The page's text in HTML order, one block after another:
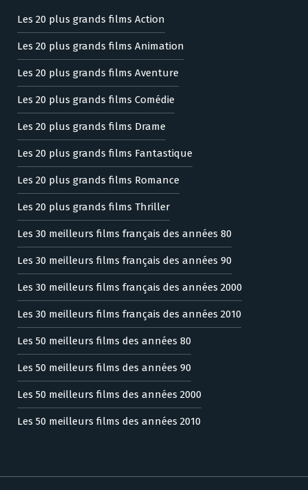
Les 20 plus grands films Action
Les 20 plus grands films Animation
Les 20 plus grands films Aventure
Les 20 plus grands films Comédie
Les 20 plus grands films Drame
Les 20 plus grands films Fantastique
Les 20 plus grands films Romance
Les 20 plus grands films Thriller
Les 30 meilleurs films français des années 80
Les 30 meilleurs films français des années 90
Les 30 meilleurs films français des années 2000
Les 30 meilleurs films français des années 2010
Les 50 meilleurs films des années 80
Les 50 meilleurs films des années 90
Les 50 meilleurs films des années 2000
Les 50 meilleurs films des années 2010